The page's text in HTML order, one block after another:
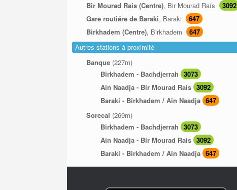
Bir Mourad Rais (Centre), Bir Mourad Raïs
3092
Gare routiére de Baraki, Baraki
647
Birkhadem (Centre), Birkhadem
647
Autres stations à proximité
Banque (227m)
Birkhadem - Bachdjerrah 3073
Ain Naadja - Bir Mourad Rais 3092
Baraki - Birkhadem / Ain Naadja 647
Sorecal (269m)
Birkhadem - Bachdjerrah 3073
Ain Naadja - Bir Mourad Rais 3092
Baraki - Birkhadem / Ain Naadja 647